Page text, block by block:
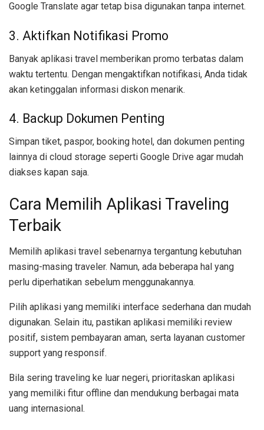
Google Translate agar tetap bisa digunakan tanpa internet.
3. Aktifkan Notifikasi Promo
Banyak aplikasi travel memberikan promo terbatas dalam
waktu tertentu. Dengan mengaktifkan notifikasi, Anda tidak
akan ketinggalan informasi diskon menarik.
4. Backup Dokumen Penting
Simpan tiket, paspor, booking hotel, dan dokumen penting
lainnya di cloud storage seperti Google Drive agar mudah
diakses kapan saja.
Cara Memilih Aplikasi Traveling
Terbaik
Memilih aplikasi travel sebenarnya tergantung kebutuhan
masing-masing traveler. Namun, ada beberapa hal yang
perlu diperhatikan sebelum menggunakannya.
Pilih aplikasi yang memiliki interface sederhana dan mudah
digunakan. Selain itu, pastikan aplikasi memiliki review
positif, sistem pembayaran aman, serta layanan customer
support yang responsif.
Bila sering traveling ke luar negeri, prioritaskan aplikasi
yang memiliki fitur offline dan mendukung berbagai mata
uang internasional.